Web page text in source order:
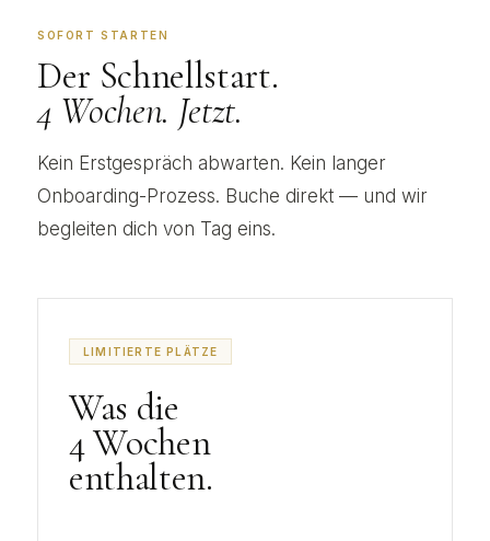
SOFORT STARTEN
Der Schnellstart.
4 Wochen. Jetzt.
Kein Erstgespräch abwarten. Kein langer
Onboarding-Prozess. Buche direkt — und wir
begleiten dich von Tag eins.
LIMITIERTE PLÄTZE
Was die
4 Wochen
enthalten.